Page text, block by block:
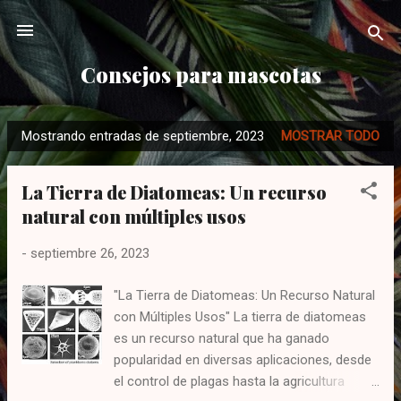
Ir al contenido principal
Consejos para mascotas
E
n
Mostrando entradas de septiembre, 2023 MOSTRAR TODO
La Tierra de Diatomeas: Un recurso
natural con múltiples usos
- septiembre 26, 2023
"La Tierra de Diatomeas: Un Recurso Natural
con Múltiples Usos" La tierra de diatomeas
es un recurso natural que ha ganado
popularidad en diversas aplicaciones, desde
el control de plagas hasta la agricultura